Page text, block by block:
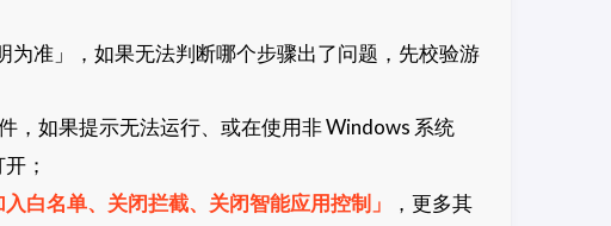
为准」，如果无法判断哪个步骤出了问题，先校验游
，如果提示无法运行、或在使用非 Windows 系统
；
白名单、关闭拦截、关闭智能应用控制」
，更多其